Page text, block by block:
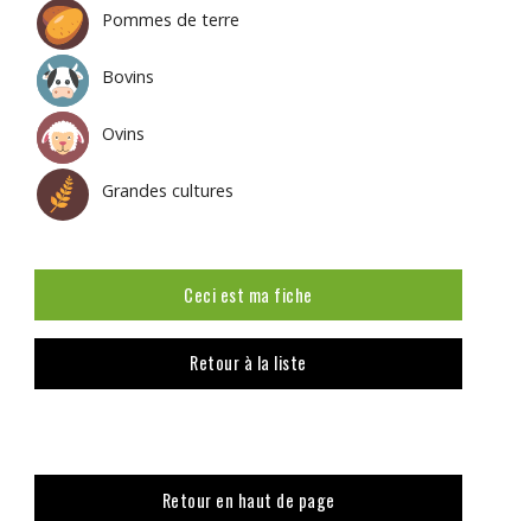
Pommes de terre
Bovins
Ovins
Grandes cultures
Ceci est ma fiche
Retour à la liste
Retour en haut de page